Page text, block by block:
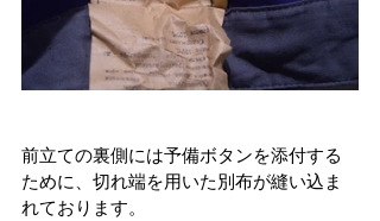
前立ての裏側には予備ボタンを添付する
ために、切れ端を用いた別布が縫い込ま
れております。